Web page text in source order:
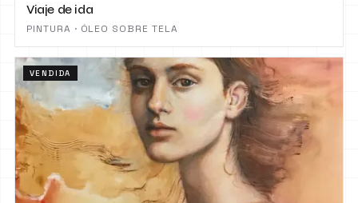
Viaje de ida
PINTURA · ÓLEO SOBRE TELA
VENDIDA